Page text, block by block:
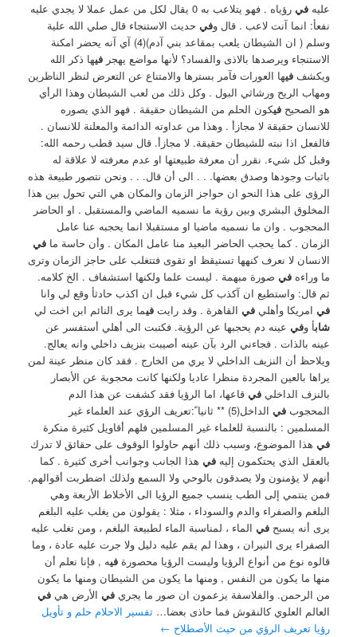
عليهفي
رؤياه . فهو يتلاعب به 0 ‏يقال لكل من عمل عملا لا يجدي عليه
نفعأ: انما آنت لاعب . قال وفي حديث الاستنجاء قال صلي الله علية
وسلم ( ان الشيطان يلعب بمقاعد بني آدم)(4) آي آنه يحضر امكنة
الاستنجاء ويرصدها بالاذى والفساد؟ لأنها مواضع يهجرفيها ذكر الله
ويكشففيها العورات فآمر بسترها والامتناع عن التعرض لنظر الناظرين
ومهاب الريح ورشاثي البول . وكل ذلك من لعب الشيطان وهذا الرأي
هو الصحيحفيكون الحلم من الشيطان حقيقة . فهو الذي يصوره
للانسان حقيقة لا مجازأ . وهذا من عداوته الدائمة والمعلنة للانسان .
فالفعل اذا نبته للشيطان حقيقة. لا مجازأ. ‏قال سيد قطب رحمه الله:
‏وقبل كل شيء. نقرر أن معرفة طبيعتها او عدم معرفته لا علاقة له
باثبات وجودها وصدق بعضها. . . الى أن قال. . . ونحن نتصور طبيعة هذه
الرؤى على هذا النحو ان حواجز الزمان والمكان هي التي تحول بين هذا
المخلوق البشري وبين رؤية ما نسميه الماضي والمستقبل . او الحاضر
المحجوب . وان ما نسميه ماضيا او مستقبلا انما يحجبه عنا عامل
الزمان . كما يحجب الحاضر البعيد منا عامل المكان . وأن حاسة مافي
الانسان لا نعرف كنهها تستيقظ او تقوى فتتغلب على حاجز الزمان وترى
ما وراءهفي صورة مبهمة . ليست علما ولكنها استشفاف . الخ كلامه.
ثم قال: واستطيع ان آكذب كل شيء قبل ان اكذب حادثأ وقع لي وانا
في امريكا وأهليفي القاهرة . وقد رايتفيما يرى النائم ابن اخت لي
شابأ وفي عينه دم يحجبها عن الرؤية. فكتبت الى أهلي أستفسر عن
عينه بالذات . فجاءني الرد بآن عينه أصيبت بنزيف داخلي وانه يعالج.
ويلاحظ أن النزيف الداخلي لا يري من الخارج . فقد كان منظر عينة لمن
يراها بالعين المجردة منظرا عاديا ولكنها كانت محجوبة عن الأبصار
بالنزف الداخليفي قاعها، اما الرؤيا فقد كشفت عن هذا الدم
المحجوبفي
الداخل(5) ** ثانيا ً:تعريف الرؤي عند العلماء غير
المسلمين : بالنسبة للعلماء غير المسلمين فلهم أقاويل كثيرة منكرة
في هذا الموضوع، وسبب ذلك أنهم حاولوا الوقوف على حقائق لا تدرك
بالعقل الذي يحتكمون إليهفي هذا الجانب وجوانب أخرى كثيرة . كما
أنهم لا يؤمنون ولا يصدقون بالوحي ولا السمع ولذلك اضطربت أقوالهم.
فمن ينتمي إلى الطب ينسب جميع الرؤيا الى الأخلاط الأربعة وهي
البلغم والصفراء والدم والسوداء ، مثلا : يقولون من يغلب عليه البلغم
يرى أنه يسبحفي الماء ، لمناسبة الماء لطبيعة البلغم ، ومن تغلب عليه
الصفراء يرى النيران ، وهذا لم يقم عليه دليل ولا جرت عليه عادة ، وما
قالوه نوع من أنواع الرؤيا وليست الرؤيا محصورةفيه , فإنا نعلم أن
منها ما يكون من النفس , ومنها ما يكون من الشيطان ومنها ما يكون
من الرحمن. ‏والفلاسفة يزعمون ان صور ما يجريفي الأرض هيفي
العالم العلوي كالنقوش فما حاذى بعضا…تفسير الاحلام حلم و تأويل
رؤيا تعريف الرؤي من حيث الأصطلاح ←